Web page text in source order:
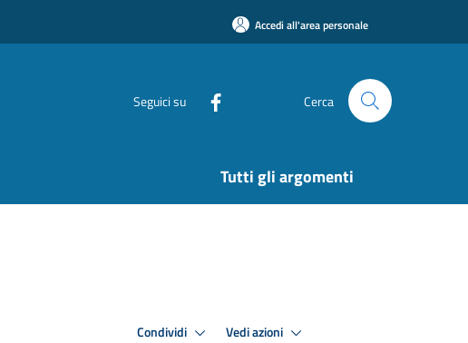
Accedi all'area personale
Seguici su Cerca
Tutti gli argomenti
Condividi Vedi azioni